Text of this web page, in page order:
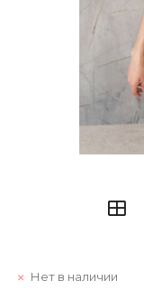
Нет в наличии